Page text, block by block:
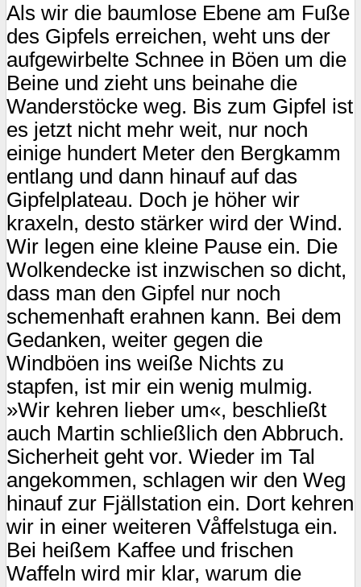
Als wir die baumlose Ebene am Fuße
des Gipfels erreichen, weht uns der
aufgewirbelte Schnee in Böen um die
Beine und zieht uns beinahe die
Wanderstöcke weg. Bis zum Gipfel ist
es jetzt nicht mehr weit, nur noch
einige hundert Meter den Bergkamm
entlang und dann hinauf auf das
Gipfelplateau. Doch je höher wir
kraxeln, desto stärker wird der Wind.
Wir legen eine kleine Pause ein. Die
Wolkendecke ist inzwischen so dicht,
dass man den Gipfel nur noch
schemenhaft erahnen kann. Bei dem
Gedanken, weiter gegen die
Windböen ins weiße Nichts zu
stapfen, ist mir ein wenig mulmig.
»Wir kehren lieber um«, beschließt
auch Martin schließlich den Abbruch.
Sicherheit geht vor. Wieder im Tal
angekommen, schlagen wir den Weg
hinauf zur Fjällstation ein. Dort kehren
wir in einer weiteren Våffelstuga ein.
Bei heißem Kaffee und frischen
Waffeln wird mir klar, warum die